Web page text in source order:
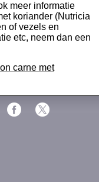
meer informatie
koriander (Nutricia
of vezels en
etc, neem dan een
carne met